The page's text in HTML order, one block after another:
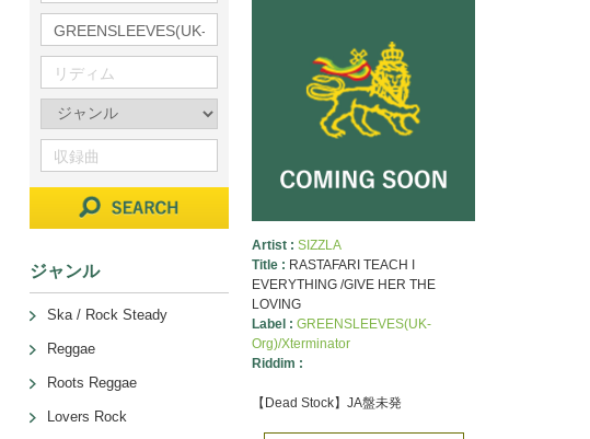
Artist :SIZZLA
Title : RASTAFARI TEACH I
EVERYTHING /GIVE HER THE
LOVING
Label :GREENSLEEVES(UK-
Org)/Xterminator
Riddim :
【Dead Stock】JA盤未発
ジャンル
Ska / Rock Steady
Reggae
Roots Reggae
Lovers Rock